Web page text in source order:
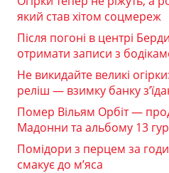
який став хітом соцмереж
Після погоні в центрі
отримати записи з
Не викидайте великі
реліш — взимку банку
Помер Вільям Орбіт —
Мадонни та альбому 13
Помідори з перцем за
смакує до м’яса